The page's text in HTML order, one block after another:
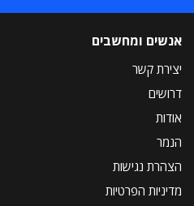
אנשים ומחשבים
יצירת קשר
דרושים
אודות
הנמר
הצהרת נגישות
מדיניות הפרטיות